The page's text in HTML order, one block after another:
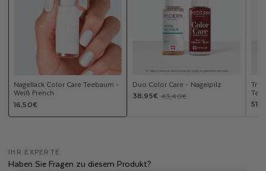
Nagellack Color Care Teebaum -
Weiß French
Normaler
Preis
16,50€
Duo Color Care - Nagelpilz
Verkaufspreis
38,95€
Normaler43,40€
Trio
IHR EXPERTE
Haben Sie Fragen zu diesem Produkt?